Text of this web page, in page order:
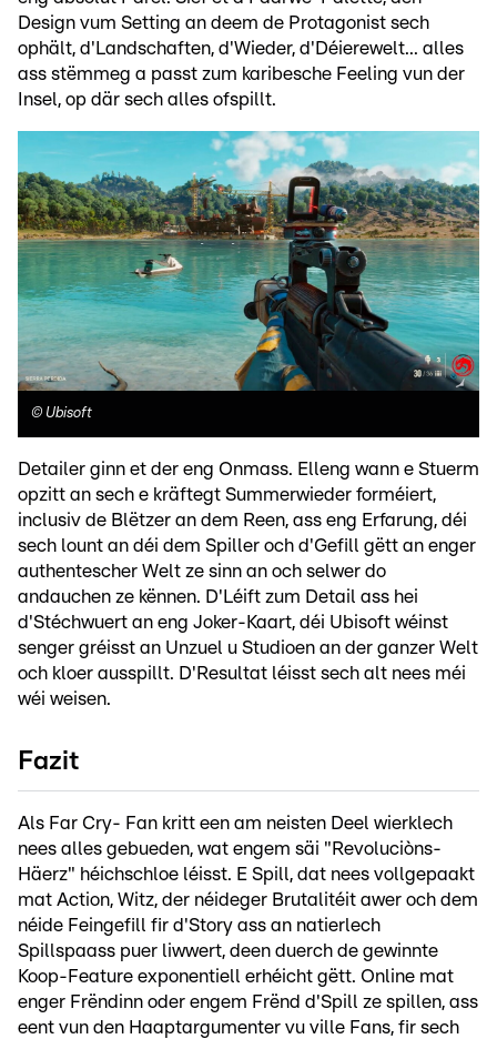
Design vum Setting an deem de Protagonist sech
ophält, d'Landschaften, d'Wieder, d'Déierewelt... alles
ass stëmmeg a passt zum karibesche Feeling vun der
Insel, op där sech alles ofspillt.
© Ubisoft
Detailer ginn et der eng Onmass. Elleng wann e Stuerm
opzitt an sech e kräftegt Summerwieder forméiert,
inclusiv de Blëtzer an dem Reen, ass eng Erfarung, déi
sech lount an déi dem Spiller och d'Gefill gëtt an enger
authentescher Welt ze sinn an och selwer do
andauchen ze kënnen. D'Léift zum Detail ass hei
d'Stéchwuert an eng Joker-Kaart, déi Ubisoft wéinst
senger gréisst an Unzuel u Studioen an der ganzer Welt
och kloer ausspillt. D'Resultat léisst sech alt nees méi
wéi weisen.
Fazit
Als Far Cry- Fan kritt een am neisten Deel wierklech
nees alles gebueden, wat engem säi "Revoluciòns-
Häerz" héichschloe léisst. E Spill, dat nees vollgepaakt
mat Action, Witz, der néideger Brutalitéit awer och dem
néide Feingefill fir d'Story ass an natierlech
Spillspaass puer liwwert, deen duerch de gewinnte
Koop-Feature exponentiell erhéicht gëtt. Online mat
enger Frëndinn oder engem Frënd d'Spill ze spillen, ass
eent vun den Haaptargumenter vu ville Fans, fir sech